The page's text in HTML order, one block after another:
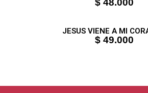
$ 48.000
JESUS VIENE A MI
$ 49.000